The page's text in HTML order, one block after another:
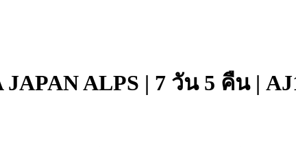
ALPS | 7 วัน 5 คืน |